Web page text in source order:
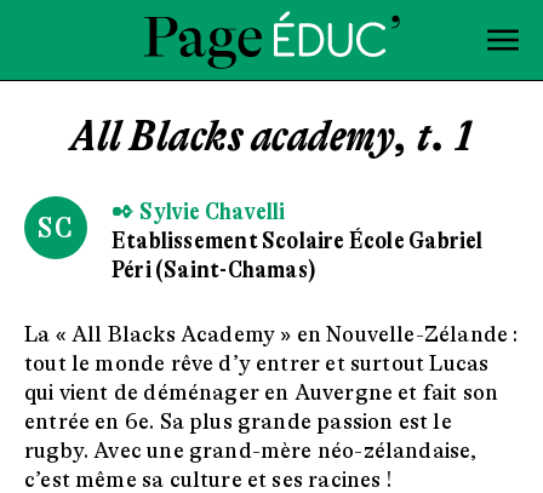
All Blacks academy, t. 1
SC
✒ Sylvie Chavelli
Etablissement Scolaire École Gabriel
Péri (Saint-Chamas)
La « All Blacks Academy » en Nouvelle-Zélande :
tout le monde rêve d’y entrer et surtout Lucas
qui vient de déménager en Auvergne et fait son
entrée en 6e. Sa plus grande passion est le
rugby. Avec une grand-mère néo-zélandaise,
c’est même sa culture et ses racines !